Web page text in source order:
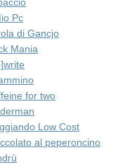
Pc
di Gancjo
Mania
for two
Low Cost
al peperoncino